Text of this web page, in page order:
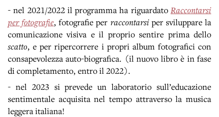
- nel 2021/2022 il programma ha riguardato Raccontarsi
per fotografie, fotografie per raccontarsiper sviluppare la
comunicazione visiva e il proprio sentire prima dello
scatto, e per ripercorrere i propri album fotografici con
consapevolezza auto-biografica. (il nuovo libro è in fase
di completamento, entro il 2022).
- nel 2023 si prevede un laboratorio sull’educazione
sentimentale acquisita nel tempo attraverso la musica
leggera italiana!